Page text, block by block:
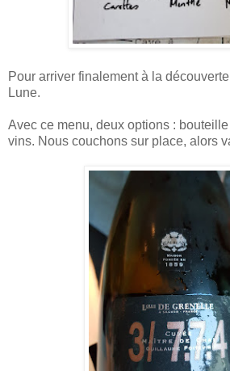
Pour arriver finalement à la
Lune.
Avec ce menu, deux options :
vins. Nous couchons sur place, alors